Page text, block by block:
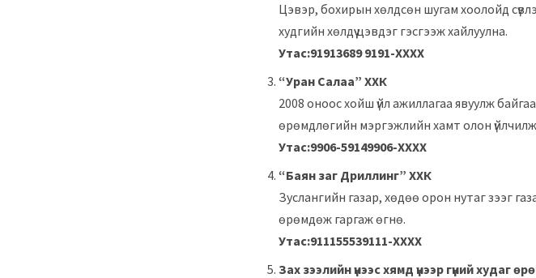
Цэвэр, бохирын хөлдсөн шугам хоолойд
худгийн хөлдүү цэвдэг гэсгээж хайлуулна.
Утас:919136899191-ХХХХ
“Уран Салаа” ХХК
2008 оноос хойш үйл ажиллагаа явуулж
өрөмдлөгийн мэргэжлийн хамт олон
Утас:9906-59149906-ХХХХ
“Баян заг Дриллинг” ХХК
Зуслангийн газар, хөдөө орон нутаг зээг
өрөмдөж гаргаж өгнө.
Утас:911155539111-ХХХХ
Зах зээлийн үнээс хямд үнээр гүний худаг